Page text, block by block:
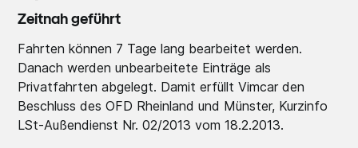
Zeitnah geführt
Fahrten können 7 Tage lang bearbeitet werden.
Danach werden unbearbeitete Einträge als
Privatfahrten abgelegt. Damit erfüllt Vimcar den
Beschluss des OFD Rheinland und Münster, Kurzinfo
LSt-Außendienst Nr. 02/2013 vom 18.2.2013.